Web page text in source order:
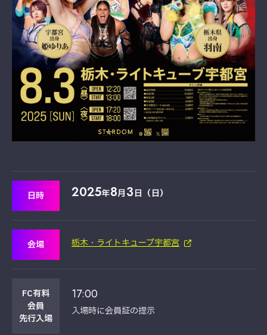
日時 2025年8月3日（日）
会場 栃木・ライトキューブ宇都宮
FC有料
会員
先行入場
17:00
入場時に会員証の提示